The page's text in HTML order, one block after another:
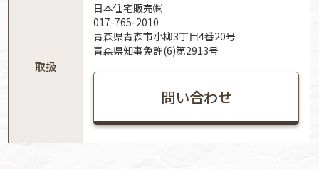
取扱
日本住宅販売㈱
017-765-2010
青森県青森市小柳3丁目4番20号
青森県知事免許(6)第2913号
問い合わせ